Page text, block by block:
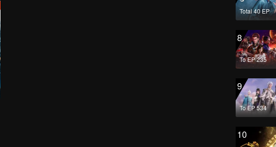
Total 40 EP
8
To EP 235
9
To EP 534
10